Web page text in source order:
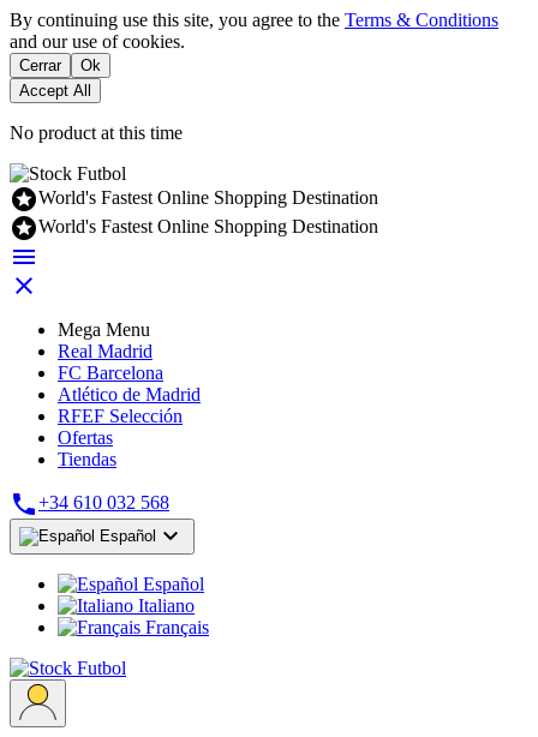
By continuing use this site, you agree to the Terms & Conditions
and our use of cookies.
Cerrar
Ok
Accept All
No product at this time
World's Fastest Online Shopping Destination
World's Fastest Online Shopping Destination


Mega Menu
Real Madrid
FC Barcelona
Atlético de Madrid
RFEF Selección
Ofertas
Tiendas
+34 610 032 568
Español 
Español
Italiano
Français